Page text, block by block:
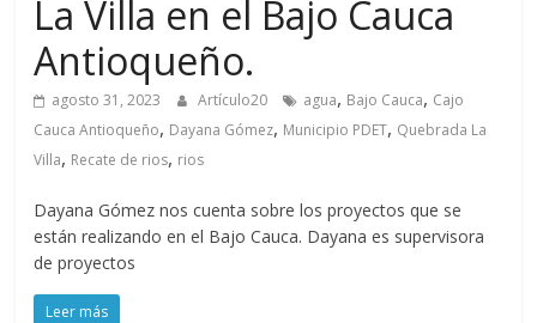
La Villa en el Bajo Cauca
Antioqueño.
agosto 31, 2023 Artículo20 agua, Bajo Cauca, Cajo
Cauca Antioqueño, Dayana Gómez, Municipio PDET, Quebrada La
Villa, Recate de rios, rios
Dayana Gómez nos cuenta sobre los proyectos que se
están realizando en el Bajo Cauca. Dayana es supervisora
de proyectos
Leer más